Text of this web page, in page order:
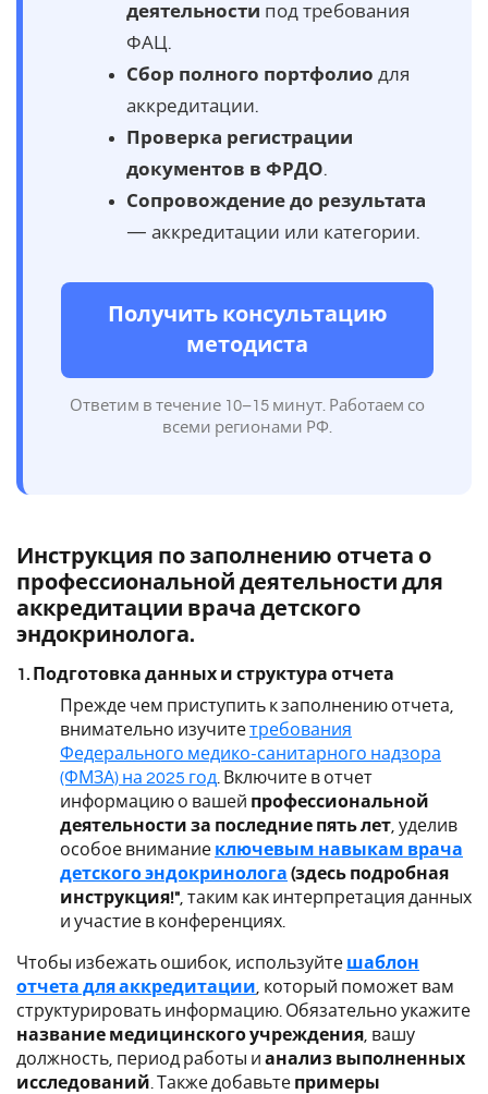
деятельности под требования
ФАЦ.
Сбор полного портфолио для
аккредитации.
Проверка регистрации
документов в ФРДО.
Сопровождение до результата
— аккредитации или категории.
Получить консультацию
методиста
Ответим в течение 10–15 минут. Работаем со
всеми регионами РФ.
Инструкция по заполнению отчета о
профессиональной деятельности для
аккредитации врача детского
эндокринолога.
1. Подготовка данных и структура отчета
Прежде чем приступить к заполнению отчета,
внимательно изучитетребования
Федерального медико-санитарного надзора
(ФМЗА) на 2025 год . Включите в отчет
информацию о вашей профессиональной
деятельности за последние пять лет , уделив
особое внимание ключевым навыкам врача
детского эндокринолога (здесь подробная
инструкция!" , таким как интерпретация данных
и участие в конференциях.
Чтобы избежать ошибок, используйте шаблон
отчета для аккредитации , который поможет вам
структурировать информацию. Обязательно укажите
название медицинского учреждения , вашу
должность, период работы и анализ выполненных
исследований . Также добавьте примеры